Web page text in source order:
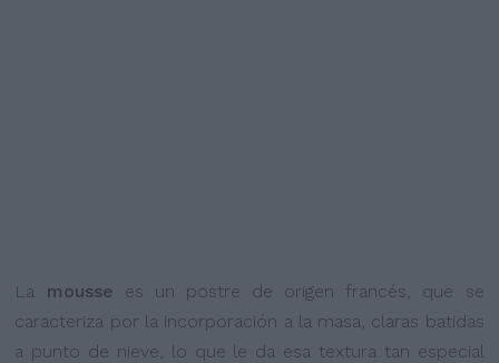
La mousse es un postre de origen francés, que se
caracteriza por la incorporación a la masa, claras batidas
a punto de nieve, lo que le da esa textura tan especial